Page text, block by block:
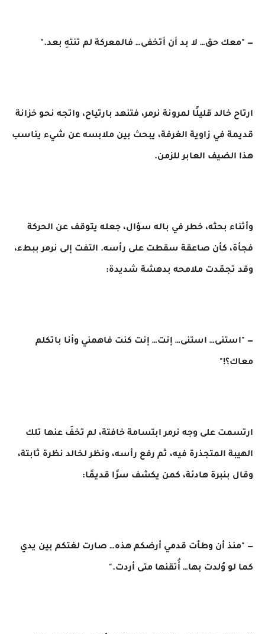
— "معك حق… لا بد أن أتخفى… فالمعركة لم تنتهِ بعد."
ارتاح خالد قليلًا لمرونة نرمر، فتنهد بارتياح، واتجه نحو خزانة
قديمة في زاوية الغرفة، يبحث بين ملابسه عن شيء يناسب
هذا الضيف العابر للزمن.
وأثناء بحثه، خطر في باله سؤال، جعله يتوقف عن الحركة
فجأة، كأن صاعقة سقطت على رأسه. التفت إلى نرمر ببطء،
وقد تجمّدت ملامحه بدهشة شديدة:
— "استنى… استنى… إنت… إنت كنت فاهمني وأنا باتكلم
معاك؟!"
ارتسمت على وجه نرمر ابتسامة خافتة، لم تخفَ عنها تلك
الهيبة المتجذرة فيه، ثم رفع رأسه، ونظر لخالد نظرة ثابتة،
وقال بنبرة هادئة، كمن يكشف سرًا قديمًا:
— "منذ أن وطأت قدمي أرضكم هذه… صارت لغتكم بين يدي
كما لو وُلدت بها… أُتقنها متى أردت."